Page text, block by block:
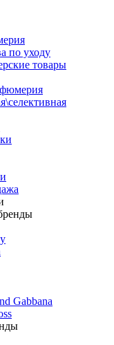
по уходу
товары
Gabbana